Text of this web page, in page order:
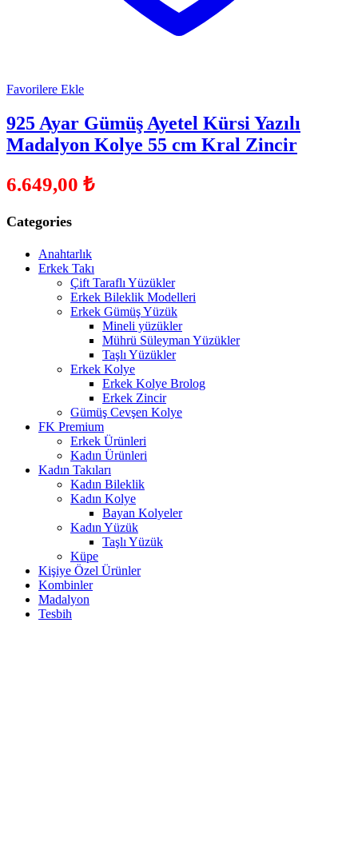
Favorilere Ekle
925 Ayar Gümüş Ayetel Kürsi Yazılı
Madalyon Kolye 55 cm Kral Zincir
6.649,00 ₺
Categories
Anahtarlık
Erkek Takı
Çift Taraflı Yüzükler
Erkek Bileklik Modelleri
Erkek Gümüş Yüzük
Mineli yüzükler
Mührü Süleyman Yüzükler
Taşlı Yüzükler
Erkek Kolye
Erkek Kolye Brolog
Erkek Zincir
Gümüş Cevşen Kolye
FK Premium
Erkek Ürünleri
Kadın Ürünleri
Kadın Takıları
Kadın Bileklik
Kadın Kolye
Bayan Kolyeler
Kadın Yüzük
Taşlı Yüzük
Küpe
Kişiye Özel Ürünler
Kombinler
Madalyon
Tesbih